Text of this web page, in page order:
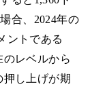
合、2024年の
ントである
レベルから
し上げが期